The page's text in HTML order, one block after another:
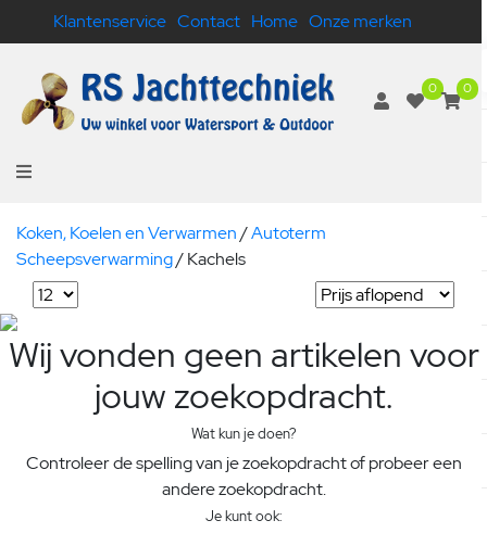
Klantenservice Contact Home Onze merken
0 0
Koken, Koelen en Verwarmen/Autoterm
Scheepsverwarming/Kachels
Wij vonden geen artikelen voor
jouw zoekopdracht.
Wat kun je doen?
Controleer de spelling van je zoekopdracht of probeer een
andere zoekopdracht.
Je kunt ook: